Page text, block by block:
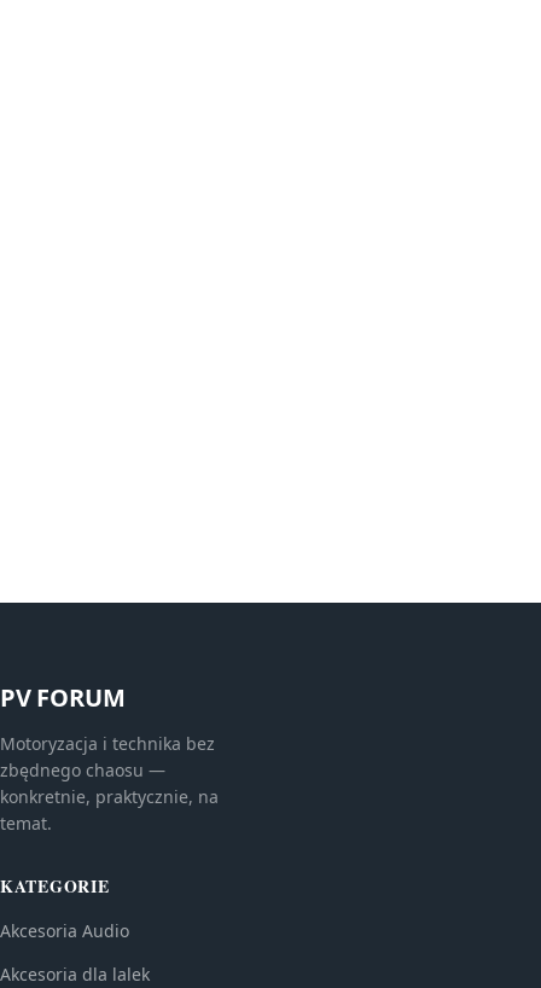
PV FORUM
Motoryzacja i technika bez
zbędnego chaosu —
konkretnie, praktycznie, na
temat.
KATEGORIE
Akcesoria Audio
Akcesoria dla lalek